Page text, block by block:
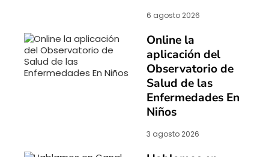
6 agosto 2026
Online la
aplicación del
Observatorio de
Salud de las
Enfermedades En
Niños
3 agosto 2026